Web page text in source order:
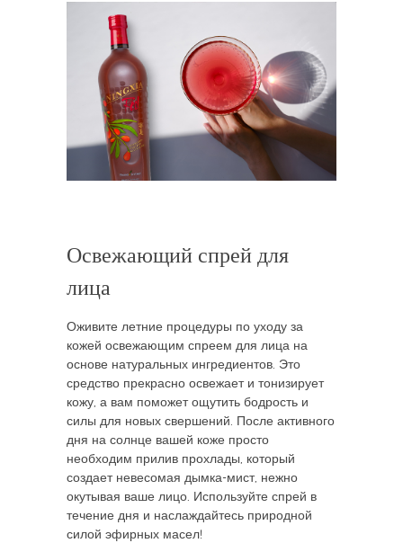
Освежающий спрей для
лица
Оживите летние процедуры по уходу за
кожей освежающим спреем для лица на
основе натуральных ингредиентов. Это
средство прекрасно освежает и тонизирует
кожу, а вам поможет ощутить бодрость и
силы для новых свершений. После активного
дня на солнце вашей коже просто
необходим прилив прохлады, который
создает невесомая дымка-мист, нежно
окутывая ваше лицо. Используйте спрей в
течение дня и наслаждайтесь природной
силой эфирных масел!